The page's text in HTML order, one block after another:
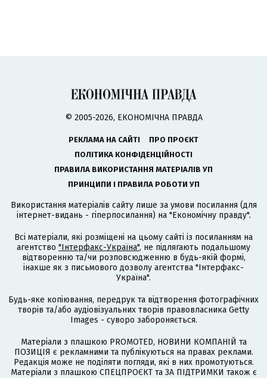
© 2005-2026, ЕКОНОМІЧНА ПРАВДА
РЕКЛАМА НА САЙТІ
ПРО ПРОЄКТ
ПОЛІТИКА КОНФІДЕНЦІЙНОСТІ
ПРАВИЛА ВИКОРИСТАННЯ МАТЕРІАЛІВ УП
ПРИНЦИПИ І ПРАВИЛА РОБОТИ УП
Використання матеріалів сайту лише за умови посилання (для
інтернет-видань - гіперпосилання) на "Економічну правду".
Всі матеріали, які розміщені на цьому сайті із посиланням на
агентство "Інтерфакс-Україна", не підлягають подальшому
відтворенню та/чи розповсюдженню в будь-якій формі,
інакше як з письмового дозволу агентства "Інтерфакс-
Україна".
Будь-яке копіювання, передрук та відтворення фотографічних
творів та/або аудіовізуальних творів правовласника Getty
Images - суворо забороняється.
Матеріали з плашкою PROMOTED, НОВИНИ КОМПАНІЙ та
ПОЗИЦІЯ є рекламними та публікуються на правах реклами.
Редакція може не поділяти погляди, які в них промотуються.
Матеріали з плашкою СПЕЦПРОЄКТ та ЗА ПІДТРИМКИ також є